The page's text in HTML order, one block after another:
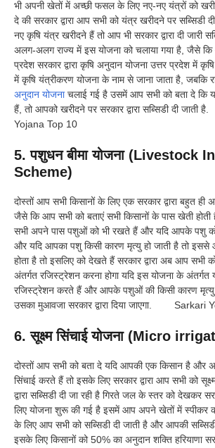
भी अपनी खेतों में अच्छी फसल के लिए नए-नए यंत्रों को
दे की सरकार द्वारा आप सभी को यंत्र खरीदने पर सब्सिडी
नए कृषि यंत्र खरीदने हैं तो आप भी सरकार द्वारा दी जारी
अलग-अलग राज्य में इस योजना को चलाया गया है, जैसे
प्रदेश सरकार द्वारा कृषि अनुदान योजना उत्तर प्रदेश में
में कृषि यंत्रीकरण योजना के नाम से जाना जाता है, जबकि
अनुदान योजनाचलाई गई है उसमें आप सभी को बता दे कि
हैं, तो आपको खरीदने पर सरकार द्वारा सब्सिडी दी
Yojana Top 10
5. पशुधन बीमा योजना (Livestock
Scheme)
दोस्तों आप सभी किसानों के लिए एक सरकार द्वारा बहुत ही
जैसे कि आप सभी को बताएं सभी किसानों के पास खेती
सभी अपने पास पशुओं को भी रखते हैं और यदि आपके पशु को
और यदि आपका पशु किसी कारण मृत्यु हो जाती है तो
होता है तो इसलिए को देखते हैं सरकार द्वारा अब आप सभी
अंतर्गत रजिस्ट्रेशन करना होगा यदि इस योजना के
रजिस्ट्रेशन करते हैं और आपके पशुओं की किसी कारण मृत्यु
उसका मुआवजा सरकार द्वारा दिया जाएगा. Sarkari
6. सूक्ष्म सिंचाई योजना (Micro
दोस्तों आप सभी को बता दे यदि आपकी एक किसान है और
सिंचाई करते हैं तो इसके लिए सरकार द्वारा आप सभी को
द्वारा सब्सिडी दी जा रही है गिरते जल के स्तर को देखकर
लिए योजना शुरू की गई है इसमें आप अपने खेतों में स्पीकर
के लिए आप सभी को सब्सिडी दी जाती है और आपकी
इसके लिए किसानों को 50% का अनुदान शक्ति हरियाणा